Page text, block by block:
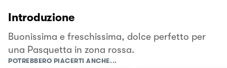
Introduzione
Buonissima e freschissima, dolce perfetto per
una Pasquetta in zona rossa.
POTREBBERO PIACERTI ANCHE...